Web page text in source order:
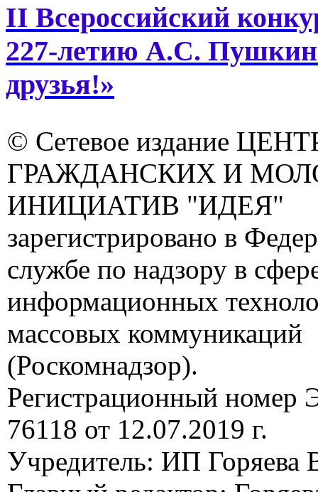
II Всероссийский
227-летию А.С.
друзья!»
© Сетевое издание
ГРАЖДАНСКИХ И
ИНИЦИАТИВ "ИДЕЯ"
зарегистрировано в
службе по надзору в
информационных
массовых коммуникаций
(Роскомнадзор).
Регистрационный
76118 от 12.07.2019 г.
Учредитель: ИП Горяева